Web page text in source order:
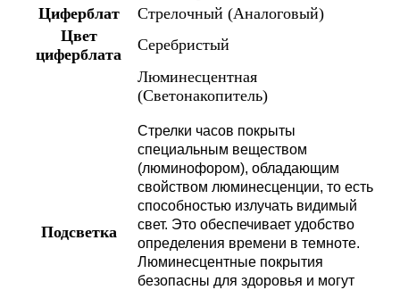
Циферблат
Стрелочный (Аналоговый)
Цвет
циферблата
Серебристый
Подсветка
Люминесцентная
(Светонакопитель)
Стрелки часов покрыты
специальным веществом
(люминофором), обладающим
свойством люминесценции, то есть
способностью излучать видимый
свет. Это обеспечивает удобство
определения времени в темноте.
Люминесцентные покрытия
безопасны для здоровья и могут